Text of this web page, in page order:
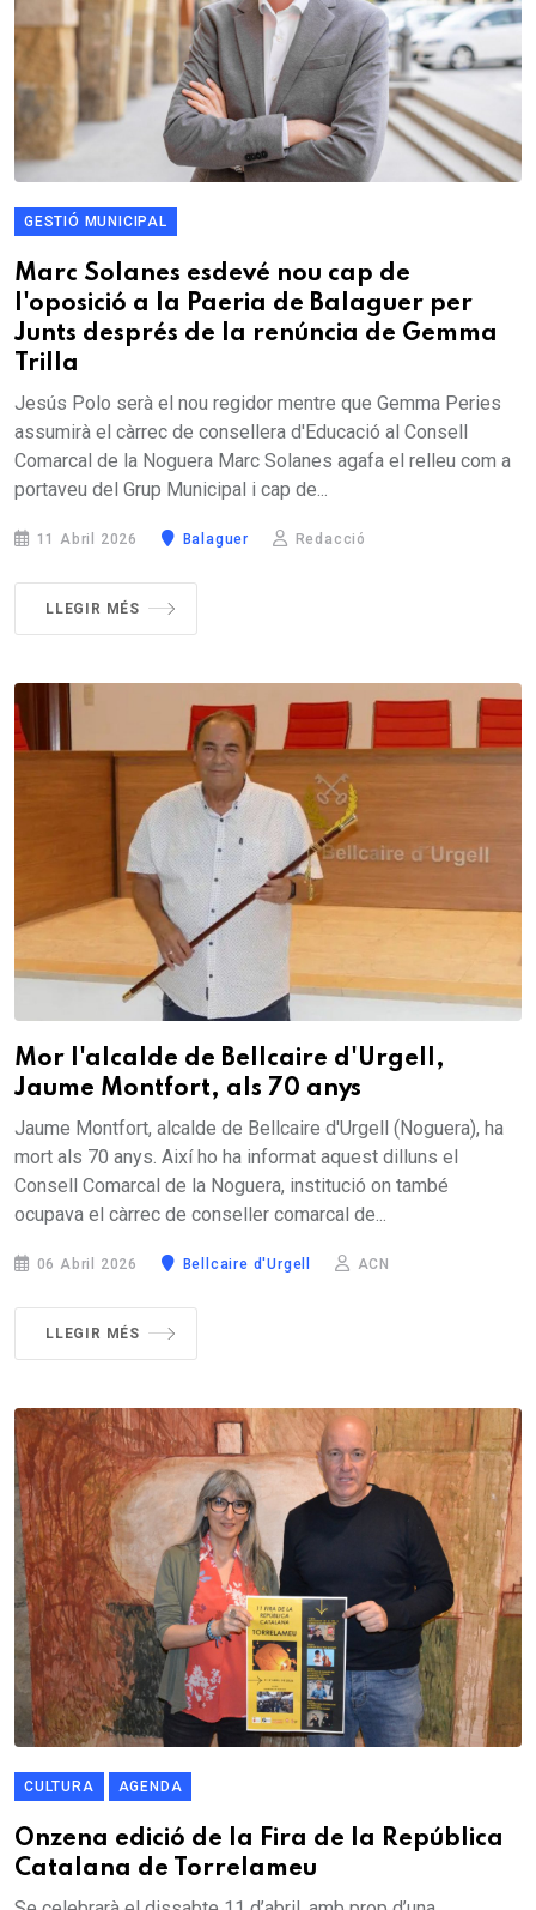
GESTIÓ MUNICIPAL
Marc Solanes esdevé nou cap de
l'oposició a la Paeria de Balaguer per
Junts després de la renúncia de Gemma
Trilla
Jesús Polo serà el nou regidor mentre que Gemma Peries
assumirà el càrrec de consellera d'Educació al Consell
Comarcal de la Noguera Marc Solanes agafa el relleu com a
portaveu del Grup Municipal i cap de...
11 Abril 2026 Balaguer Redacció
LLEGIR MÉS
Mor l'alcalde de Bellcaire d'Urgell,
Jaume Montfort, als 70 anys
Jaume Montfort, alcalde de Bellcaire d'Urgell (Noguera), ha
mort als 70 anys. Així ho ha informat aquest dilluns el
Consell Comarcal de la Noguera, institució on també
ocupava el càrrec de conseller comarcal de...
06 Abril 2026 Bellcaire d'Urgell ACN
LLEGIR MÉS
CULTURA AGENDA
Onzena edició de la Fira de la República
Catalana de Torrelameu